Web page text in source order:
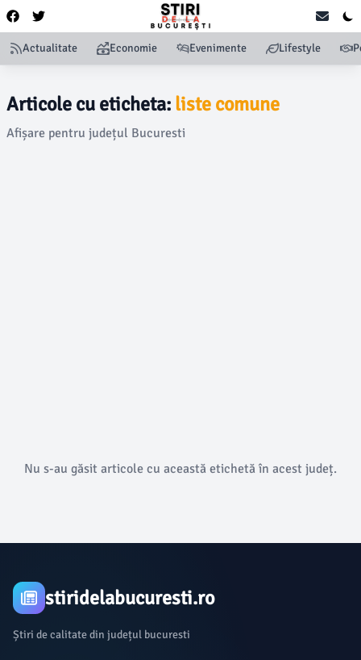
Actualitate Economie Evenimente Lifestyle
Articole cu eticheta: liste comune
Afișare pentru județul Bucuresti
Nu s-au găsit articole cu această etichetă în acest județ.
stiridelabucuresti.ro
Știri de calitate din județul bucuresti